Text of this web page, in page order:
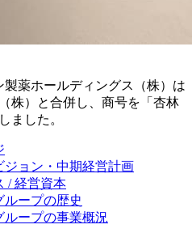
製薬ホールディングス（株）は
株）と合併し、商号を「杏林
ました。
ジョン・中期経営計画
/ 経営資本
ループの歴史
ループの事業概況